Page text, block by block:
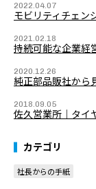
2022.04.07
モビリティチェン
2021.02.18
持続可能な企業経
2020.12.26
純正部品販社から
2018.09.05
佐久営業所｜タイ
カテゴリ
社長からの手紙